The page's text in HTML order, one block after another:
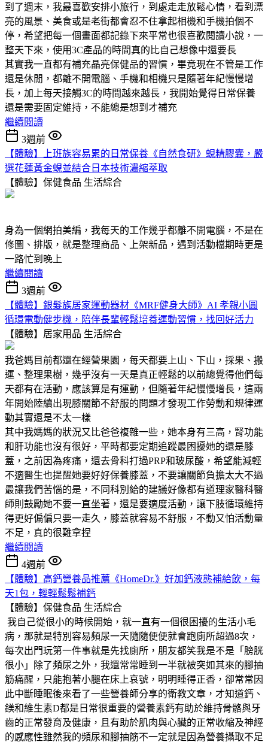
到了週末，我最喜歡安排小旅行，到處走走放鬆心情，看到漂
亮的風景、美食或是老街都會忍不住拿起相機和手機拍個不
停，希望把每一個畫面都記錄下來平常也很喜歡閱讀小說，一
整天下來，使用3C產品的時間真的比自己想像中還要長
其實我一直都有補充晶亮保健品的習慣，畢竟現在不管是工作
還是休閒，都離不開電腦、手機和相機只是隨著年紀慢慢增
長，加上每天接觸3C的時間越來越長，我開始覺得日常保養
還是需要固定維持，不能總是想到才補充
繼續閱讀
3週前
【體驗】上班族容易累的日常保養《自然食研》蜆精膠囊，嚴
選花蓮黃金蜆並結合日本技術濃縮萃取
【體驗】保健食品 生活綜合
身為一個網拍美編，我每天的工作幾乎都離不開電腦，不是在
修圖、排版，就是整理商品、上架新品，遇到活動檔期時更是
一路忙到晚上
繼續閱讀
3週前
【體驗】銀髮族居家運動器材《MRF健身大師》AI 孝親小圓
循環電動健步機，陪伴長輩輕鬆培養運動習慣，找回好活力
【體驗】居家用品 生活綜合
我爸媽目前都還在經營果園，每天都要上山、下山，採果、搬
運、整理果樹，幾乎沒有一天是真正輕鬆的以前總覺得他們每
天都有在活動，應該算是有運動，但隨著年紀慢慢增長，這兩
年開始陸續出現膝關節不舒服的問題才發現工作勞動和規律運
動其實還是不太一樣
其中我媽媽的狀況又比爸爸複雜一些，她本身有三高，腎功能
和肝功能也沒有很好，平時都要定期追蹤最困擾她的還是膝
蓋，之前因為疼痛，還去骨科打過PRP和玻尿酸，希望能減輕
不適醫生也提醒她要好好保養膝蓋，不要讓關節負擔太大不過
最讓我們苦惱的是，不同科別給的建議好像都有道理家醫科醫
師則鼓勵她不要一直坐著，還是要適度活動，讓下肢循環維持
得更好偏偏只要一走久，膝蓋就容易不舒服，不動又怕活動量
不足，真的很難拿捏
繼續閱讀
4週前
【體驗】高鈣營養品推薦《HomeDr.》好加鈣液態補給飲，每
天1包，輕輕鬆鬆補鈣
【體驗】保健食品 生活綜合
我自己從很小的時候開始，就一直有一個很困擾的生活小毛
病，那就是特別容易頻尿一天隨隨便便就會跑廁所超過8次，
每次出門玩第一件事就是先找廁所，朋友都笑我是不是「膀胱
很小」除了頻尿之外，我還常常睡到一半就被突如其來的腳抽
筋痛醒，只能抱著小腿在床上哀號，明明睡得正香，卻常常因
此中斷睡眠後來看了一些營養師分享的衛教文章，才知道鈣、
鎂和維生素D都是日常很重要的營養素鈣有助於維持骨骼與牙
齒的正常發育及健康，且有助於肌肉與心臟的正常收縮及神經
的感應性雖然我的頻尿和腳抽筋不一定就是因為營養攝取不足